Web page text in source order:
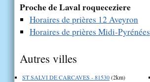
Proche de Laval roqueceziere
Horaires de prières 12 Aveyron
Horaires de prières Midi-Pyrénées
Autres villes
ST SALVI DE CARCAVES - 81530(2km)